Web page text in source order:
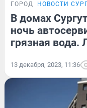
ГОРОД НОВОСТИ
В домах
ночь
грязная
13 декабря, 2023, 11:36